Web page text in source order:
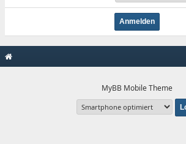
MyBB Mobile Theme